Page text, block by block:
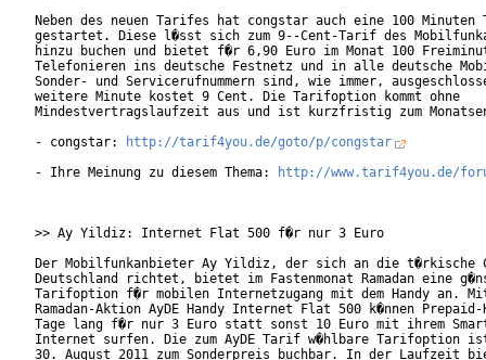
Neben des neuen Tarifes hat congstar auch eine 100
gestartet. Diese l�sst sich zum 9--Cent-Tarif des
hinzu buchen und bietet f�r 6,90 Euro im Monat 100
Telefonieren ins deutsche Festnetz und in alle deutsche
Sonder- und Servicerufnummern sind, wie immer,
weitere Minute kostet 9 Cent. Die Tarifoption kommt ohne
Mindestvertragslaufzeit aus und ist kurzfristig zum
- congstar:
http://tarif4you.de/goto/p/congstar
- Ihre Meinung zu diesem Thema:
http://www.tarif4you.de/
>> Ay Yildiz: Internet Flat 500 f�r nur 3 Euro
Der Mobilfunkanbieter Ay Yildiz, der sich an die t�rkische
Deutschland richtet, bietet im Fastenmonat Ramadan eine
Tarifoption f�r mobilen Internetzugang mit dem Handy an.
Ramadan-Aktion AyDE Handy Internet Flat 500 k�nnen Prepaid-
Tage lang f�r nur 3 Euro statt sonst 10 Euro mit ihrem
Internet surfen. Die zum AyDE Tarif w�hlbare Tarifoption
30. August 2011 zum Sonderpreis buchbar. In der Laufzeit